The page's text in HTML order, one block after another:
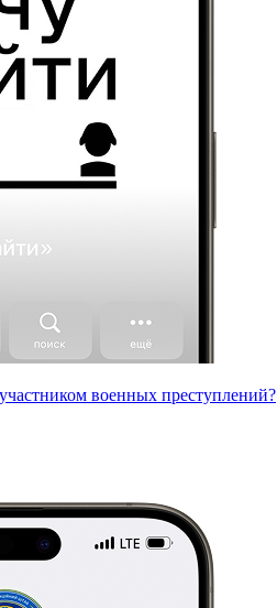
военных преступлений?